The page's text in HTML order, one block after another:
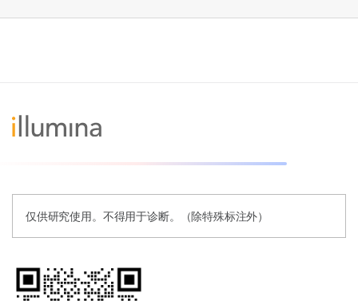
仅供研究使用。不得用于诊断。（除特殊标注外）